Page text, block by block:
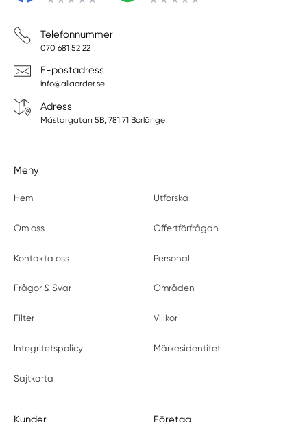
Telefonnummer
070 681 52 22
E-postadress
info@allaorder.se
Adress
Mästargatan 5B, 781 71 Borlänge
Meny
Hem Utforska
Om oss Offertförfrågan
Kontakta oss Personal
Frågor & Svar Områden
Filter Villkor
Integritetspolicy Märkesidentitet
Sajtkarta
Kunder Företag